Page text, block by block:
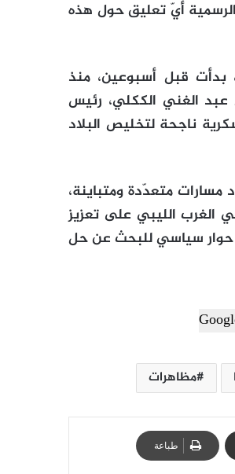
أيّ تعليق حول هذه
بدأت قبل أسبوعين، منذ
الغني الككلي، رئيس
ناجحة لتخليص البلاد
مسارات متعدّدة ومتباينة،
الغرب الليبي على تعزيز
حوار سياسي للبحث عن حل
مظاهرات
طباعة